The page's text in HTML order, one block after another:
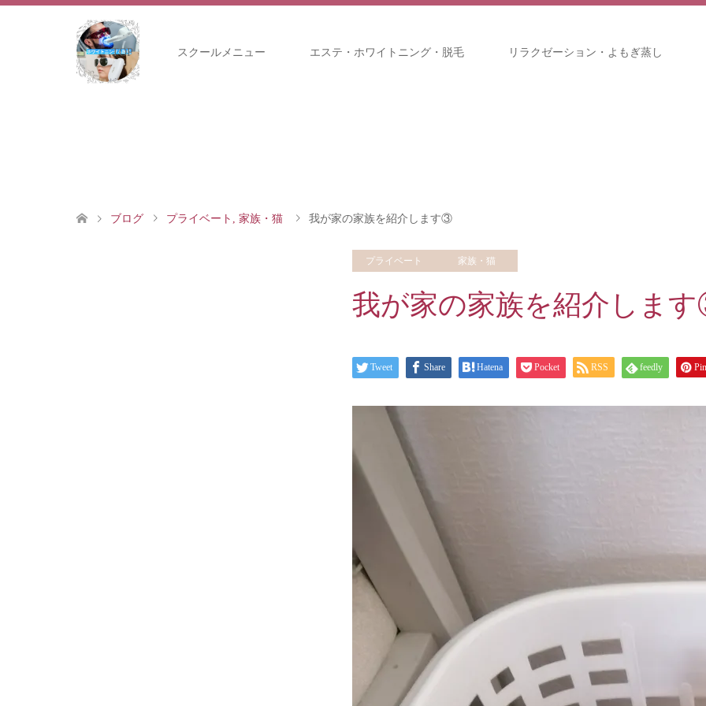
TOP スクールメニュー エステ・ホワイトニング・脱毛 リラクゼーション・よもぎ蒸し
ブログ プライベート , 家族・猫 我が家の家族を紹介します③
プライベート 家族・猫
我が家の家族を紹介しま
Tweet Share Hatena Pocket RSS feedly